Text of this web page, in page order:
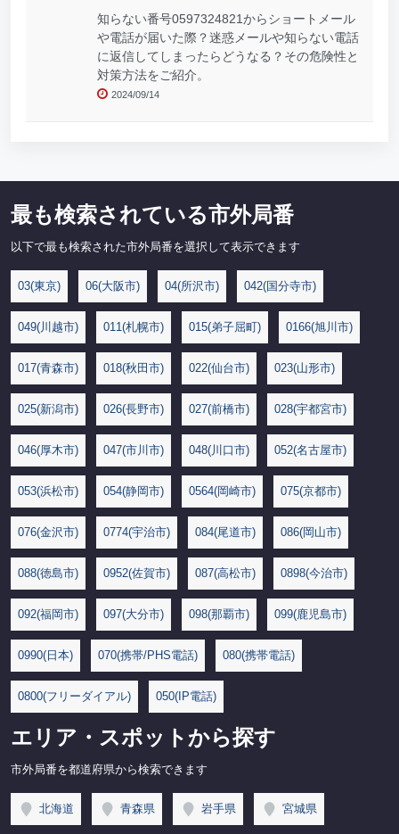
知らない番号0597324821からショートメール
や電話が届いた際？迷惑メールや知らない電話
に返信してしまったらどうなる？その危険性と
対策方法をご紹介。
2024/09/14
最も検索されている市外局番
以下で最も検索された市外局番を選択して表示できます
03(東京) 06(大阪市) 04(所沢市) 042(国分寺市)
049(川越市) 011(札幌市) 015(弟子屈町) 0166(旭川市)
017(青森市) 018(秋田市) 022(仙台市) 023(山形市)
025(新潟市) 026(長野市) 027(前橋市) 028(宇都宮市)
046(厚木市) 047(市川市) 048(川口市) 052(名古屋市)
053(浜松市) 054(静岡市) 0564(岡崎市) 075(京都市)
076(金沢市) 0774(宇治市) 084(尾道市) 086(岡山市)
088(徳島市) 0952(佐賀市) 087(高松市) 0898(今治市)
092(福岡市) 097(大分市) 098(那覇市) 099(鹿児島市)
0990(日本) 070(携帯/PHS電話) 080(携帯電話)
0800(フリーダイアル) 050(IP電話)
エリア・スポットから探す
市外局番を都道府県から検索できます
北海道 青森県 岩手県 宮城県